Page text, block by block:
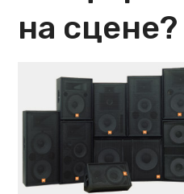
на сцене?